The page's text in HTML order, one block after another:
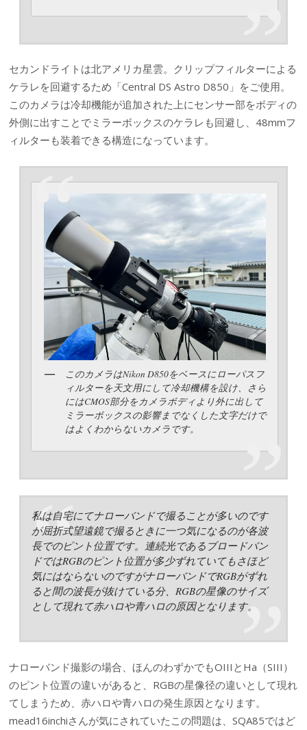
セカンドライトは北アメリカ星雲。クリップフィルターによる
ケラレを回避するため「Central DS Astro D850」をご使用。
このカメラは冷却機能が追加された上にセンサー部をボディの
外側に出すことでミラーボックスのケラレも回避し、48mmフ
ィルターも装着できる構造になっています。
このカメラはNikon D850をベースにローパスフ
ィルターを天文用にして冷却機構を設け、さら
にはCMOS部分をカメラボディより外に出して
ミラーボックスの影響までなくした文字だけで
はよくわからないカメラです。
私は自宅にてナローバンドで撮ることが多いのです
が屈折式望遠鏡で撮るときに一つ気になるのが各波
長でのピント位置です。連続光であるブロードバン
ドではRGBのピント位置が多少ずれていてもさほど
気にはならないのですがナローバンドでRGBがずれ
ると間の波長が抜けている分、RGBの星像のサイズ
として現れて赤ハロや青ハロの原因となります。
ナローバンド撮影の場合、ほんのわずかでもOIIIとHa（SIII）
のピント位置の違いがあると、RGBの星像径の違いとして現れ
てしまうため、赤ハロや青ハロの発生原因となります。
mead16inchiさんが気にされていたこの問題は、SQA85ではど